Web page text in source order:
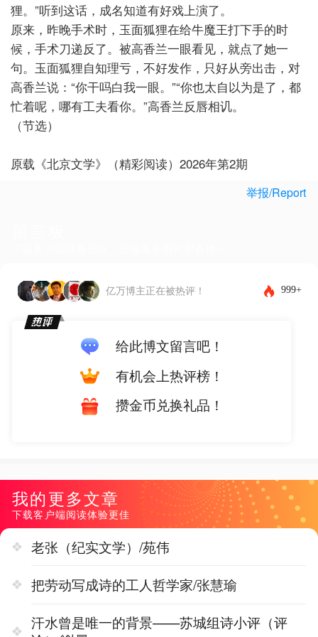
狸。”听到这话，成名知道有好戏上演了。
原来，昨晚手术时，玉面狐狸在给牛魔王打下手的时
候，手术刀递反了。被高香兰一眼看见，就点了她一
句。玉面狐狸自知理亏，不好发作，只好从旁出击，对
高香兰说：“你干吗白我一眼。”“你也太自以为是了，都
忙着呢，哪有工夫看你。”高香兰反唇相讥。
（节选）
原载《北京文学》（精彩阅读）2026年第2期
举报/Report
亿万博主正在被热评！ 999+
给此博文留言吧！
有机会上热评榜！
攒金币兑换礼品！
我的更多文章
下载客户端阅读体验更佳
老张（纪实文学）/苑伟
把劳动写成诗的工人哲学家/张慧瑜
汗水曾是唯一的背景——苏城组诗小评（评